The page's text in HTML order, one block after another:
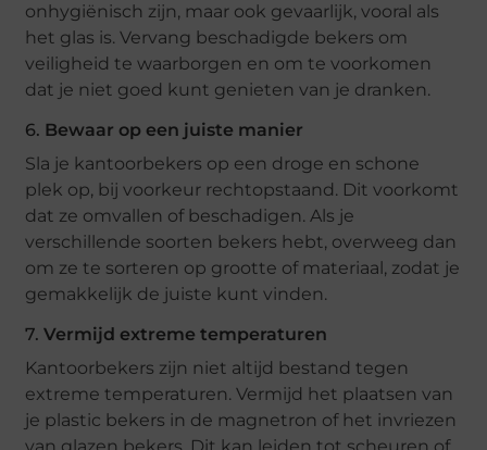
onhygiënisch zijn, maar ook gevaarlijk, vooral als
het glas is. Vervang beschadigde bekers om
veiligheid te waarborgen en om te voorkomen
dat je niet goed kunt genieten van je dranken.
6. Bewaar op een juiste manier
Sla je kantoorbekers op een droge en schone
plek op, bij voorkeur rechtopstaand. Dit voorkomt
dat ze omvallen of beschadigen. Als je
verschillende soorten bekers hebt, overweeg dan
om ze te sorteren op grootte of materiaal, zodat je
gemakkelijk de juiste kunt vinden.
7.Vermijd extreme temperaturen
Kantoorbekers zijn niet altijd bestand tegen
extreme temperaturen. Vermijd het plaatsen van
je plastic bekers in de magnetron of het invriezen